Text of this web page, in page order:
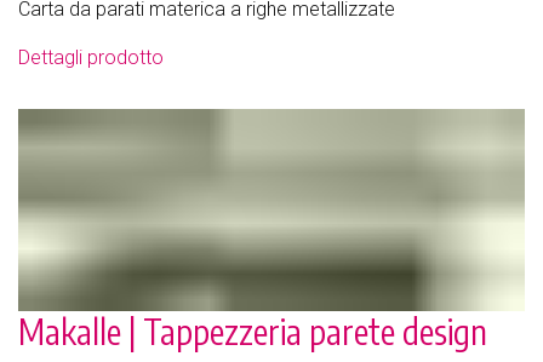
Carta da parati materica a righe metallizzate
Dettagli prodotto
Makalle | Tappezzeria parete design